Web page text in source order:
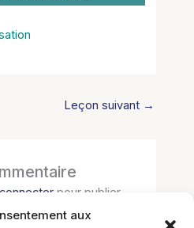
aux
Leçon suivant →
pour publier